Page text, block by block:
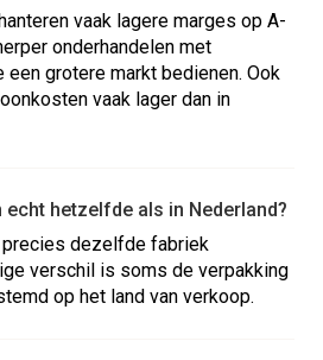
vaak lagere marges op A-
onderhandelen met
een grotere markt bedienen. Ook
vaak lager dan in
hetzelfde als in Nederland?
precies dezelfde fabriek
verschil is soms de verpakking
op het land van verkoop.